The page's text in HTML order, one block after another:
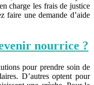
charge les frais de justice
faire une demande d’aide
nourrice ?
pour prendre soin de
D’autres optent pour